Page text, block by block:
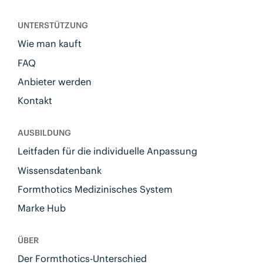
UNTERSTÜTZUNG
Wie man kauft
FAQ
Anbieter werden
Kontakt
AUSBILDUNG
Leitfaden für die individuelle Anpassung
Wissensdatenbank
Formthotics Medizinisches System
Marke Hub
ÜBER
Der Formthotics-Unterschied